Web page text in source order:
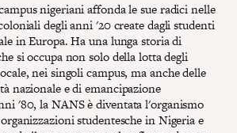
nigeriani affonda le sue radici nelle
degli anni '20 create dagli studenti
in Europa. Ha una lunga storia di
si occupa non solo della lotta degli
nei singoli campus, ma anche delle
nazionale e di emancipazione
'80, la NANS è diventata l'organismo
studentesche in Nigeria e